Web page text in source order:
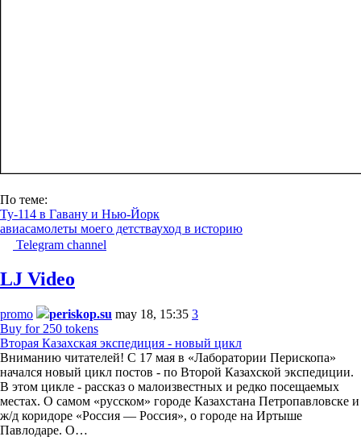
По теме:
Ту-114 в Гавану и Нью-Йорк
авиасамолеты моего детствауход в историю
Telegram channel
LJ Video
promo periskop.su may 18, 15:35 3
Buy for 250 tokens
Вторая Казахская экспедиция - новый цикл
Вниманию читателей! С 17 мая в «Лаборатории Перископа»
начался новый цикл постов - по Второй Казахской экспедиции.
В этом цикле - рассказ о малоизвестных и редко посещаемых
местах. О самом «русском» городе Казахстана Петропавловске и
ж/д коридоре «Россия — Россия», о городе на Иртыше
Павлодаре. О…